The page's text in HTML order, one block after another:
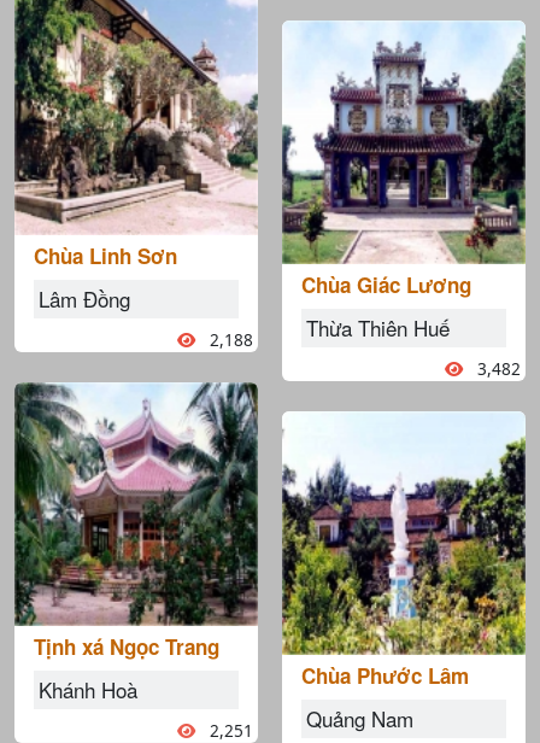
Chùa Linh Sơn
Lâm Đồng
2,188
Tịnh xá Ngọc Trang
Khánh Hoà
2,251
Chùa Giác Lương
Thừa Thiên Huế
3,482
Chùa Phước Lâm
Quảng Nam